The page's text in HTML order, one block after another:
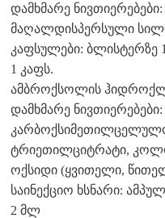
დამხმარე
მაღალდისპერსული
კაფსულები: ბლისტერზე
1 კაფს.
ამბროქსოლის
დამხმარე
ტრიეთილციტრატი,
ოქსიდი (ყვითელი,
საინექციო ხსნარი:
2 მლ